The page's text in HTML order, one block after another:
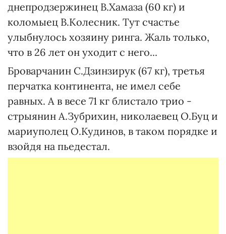
днепродзержинец В.Хамаза (60 кг) и
коломыец В.Колесник. Тут счастье
улыбнулось хозяину ринга. Жаль только,
что в 26 лет он уходит с него...
Броварчанин С.Дзинзирук (67 кг), третья
перчатка континента, не имел себе
равных. А в весе 71 кг блистало трио -
стрыянин А.Зубрихин, николаевец О.Буц и
мариуполец О.Кудинов, в таком порядке и
взойдя на пьедестал.